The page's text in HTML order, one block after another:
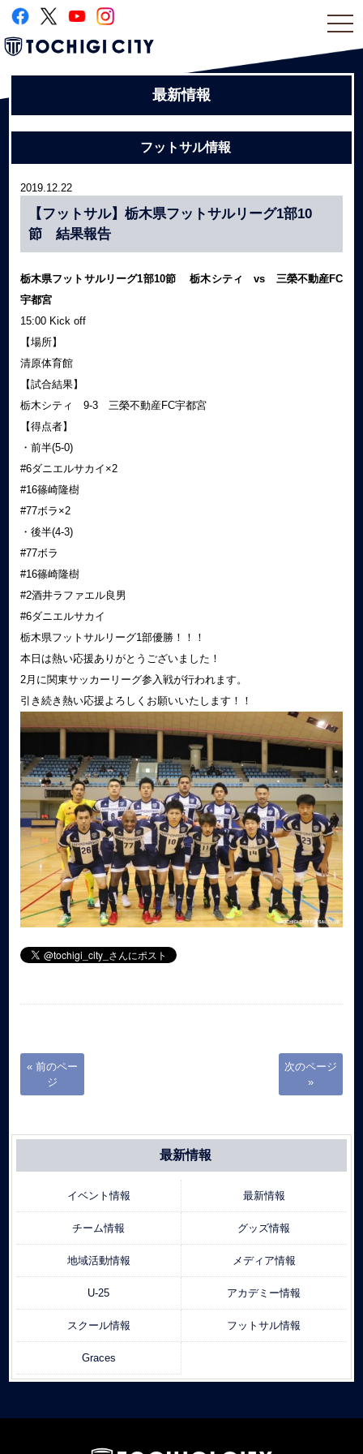
最新情報
フットサル情報
2019.12.22
【フットサル】栃木県フットサルリーグ1部10
節 結果報告
栃木県フットサルリーグ1部10節 栃木シティ vs 三榮不動産FC
宇都宮
15:00 Kick off
【場所】
清原体育館
【試合結果】
栃木シティ 9‐3 三榮不動産FC宇都宮
【得点者】
・前半(5-0)
#6ダニエルサカイ×2
#16篠崎隆樹
#77ボラ×2
・後半(4‐3)
#77ボラ
#16篠崎隆樹
#2酒井ラファエル良男
#6ダニエルサカイ
栃木県フットサルリーグ1部優勝！！！
本日は熱い応援ありがとうございました！
2月に関東サッカーリーグ参入戦が行われます。
引き続き熱い応援よろしくお願いいたします！！
« 前のペー
ジ
次のページ
»
最新情報
イベント情報 最新情報
チーム情報 グッズ情報
地域活動情報 メディア情報
U-25 アカデミー情報
スクール情報 フットサル情報
Graces